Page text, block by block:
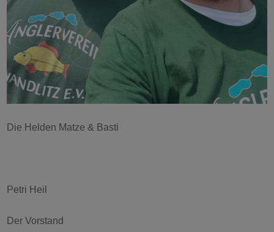
Die Helden Matze & Basti
Petri Heil
Der Vorstand